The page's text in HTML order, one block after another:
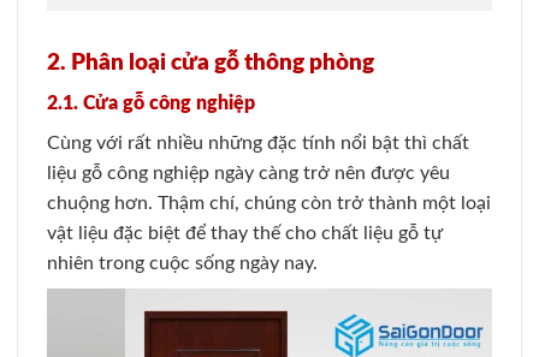
2. Phân loại cửa gỗ thông phòng
2.1. Cửa gỗ công nghiệp
Cùng với rất nhiều những đặc tính nổi bật thì chất
liệu gỗ công nghiệp ngày càng trở nên được yêu
chuộng hơn. Thậm chí, chúng còn trở thành một loại
vật liệu đặc biệt để thay thế cho chất liệu gỗ tự
nhiên trong cuộc sống ngày nay.